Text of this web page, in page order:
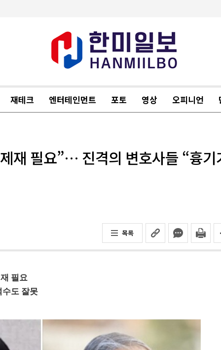
재테크 엔터테인먼트 포토 영상 오피니언
재 필요”… 진격의 변호사들 “흉기
목록
필요
도 잘못